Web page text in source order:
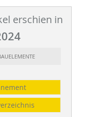
erschien in